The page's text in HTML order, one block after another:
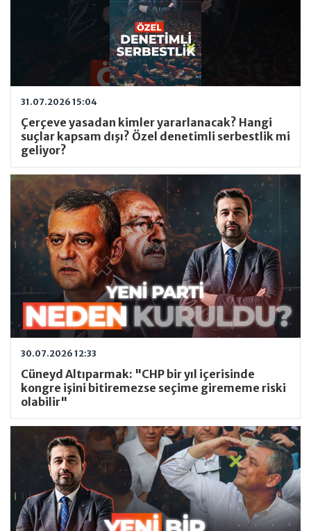
31.07.2026 15:04
Çerçeve yasadan kimler yararlanacak? Hangi
suçlar kapsam dışı? Özel denetimli serbestlik mi
geliyor?
30.07.2026 12:33
Cüneyd Altıparmak: "CHP bir yıl içerisinde
kongre işini bitiremezse seçime girememe riski
olabilir"